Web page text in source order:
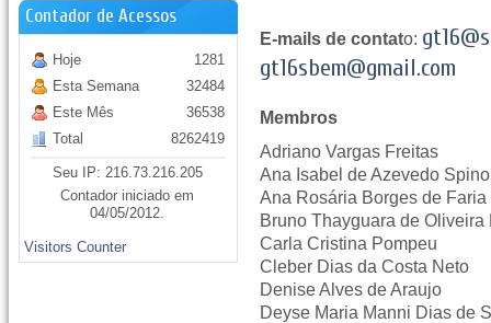
Contador de Acessos
Hoje
Esta Semana
Este Mês
Total
1281
32484
36538
8262419
Seu IP: 216.73.216.205
Contador iniciado em
04/05/2012.
Visitors Counter
E-mails de contato:
gt16sbem@gmail.com
Membros
Adriano Vargas Freitas
Ana Isabel de Azevedo
Ana Rosária Borges de Faria
Bruno Thayguara de Oliveira
Carla Cristina Pompeu
Cleber Dias da Costa Neto
Denise Alves de Araujo
Deyse Maria Manni Dias de